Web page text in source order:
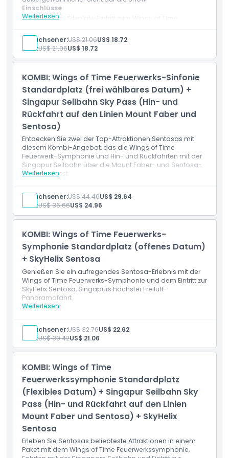
Weiterlesen
Einschlüsse
Premium-Sitzplatz-Eintritt zum Wings of Time
Fester Eintrittstermin für die Show um 19:40 Uhr
Premium-Besichtigungserlebnis mit besserem
Sitzplatz
Erwachsener:US$ 21.06US$ 18.72
Kind:US$ 21.06US$ 18.72
KOMBI: Wings of Time Feuerwerks-Sinfonie
Standardplatz (frei wählbares Datum) +
Singapur Seilbahn Sky Pass (Hin- und
Rückfahrt auf den Linien Mount Faber und
Sentosa)
Entdecken Sie zwei der Top-Attraktionen Sentosas mit
diesem Kombi-Angebot, das die Wings of Time
Feuerwerk-Symphonie und Hin- und Rückfahrten mit der
Singapur Seilbahn über die Mount Faber- und Sentosa-
Linien umfasst.
Weiterlesen
Standard-Eintrittsplatz für die Wings of Time
Feuerwerks-Sinfonie
Gültig für die Vorstellung um 19:40 Uhr oder 20:40 Uhr
Singapore Cable Car Sky Pass inklusive
Hin- und Rückfahrten auf der Sentosa Linie
Malersiche Luftansichten von Sentosa und der Skyline
von Singapur
Erwachsener:US$ 44.46US$ 29.64
Kind:US$ 36.66US$ 24.96
KOMBI: Wings of Time Feuerwerks-
Symphonie Standardplatz (offenes Datum)
+ SkyHelix Sentosa
Genießen Sie ein aufregendes Sentosa-Erlebnis mit der
Wings of Time Feuerwerks-Symphonie und dem Eintritt zur
SkyHelix Sentosa, Singapurs höchster Freiluft-
Panoramafahrt.
Weiterlesen
Einschlüsse
Feuerwerk-Symphonie
Gültig für die Vorstellung um 19:40 Uhr oder 20:40 Uhr
Eintritt zu SkyHelix Sentosa
Zugang zur Freiluft-Panoramafahrt
Singapurs
Erwachsener:US$ 32.76US$ 22.62
Kind:US$ 30.42US$ 21.06
KOMBI: Wings of Time
Feuerwerkssymphonie Standardplatz
(Flexibles Datum) + Singapur Seilbahn Sky
Pass (Hin- und Rückfahrt auf den Linien
Mount Faber und Sentosa) + SkyHelix
Sentosa
Erleben Sie Sentosas beliebteste Attraktionen in einem
Paket mit dem Wings of Time Feuerwerkssymphonie,